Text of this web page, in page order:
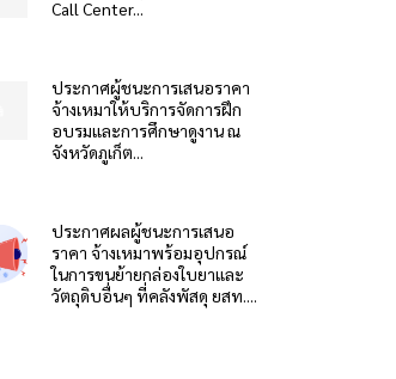
Call Center...
ประกาศผู้ชนะการเสนอราคา
จ้างเหมาให้บริการจัดการฝึก
อบรมและการศึกษาดูงาน ณ
จังหวัดภูเก็ต...
ประกาศผลผู้ชนะการเสนอ
ราคา จ้างเหมาพร้อมอุปกรณ์
ในการขนย้ายกล่องใบยาและ
วัตถุดิบอื่นๆ ที่คลังพัสดุ ยสท....